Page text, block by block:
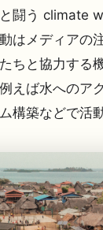
闘う climate
はメディアの
ちと協力する
えば水へのア
構築などで活